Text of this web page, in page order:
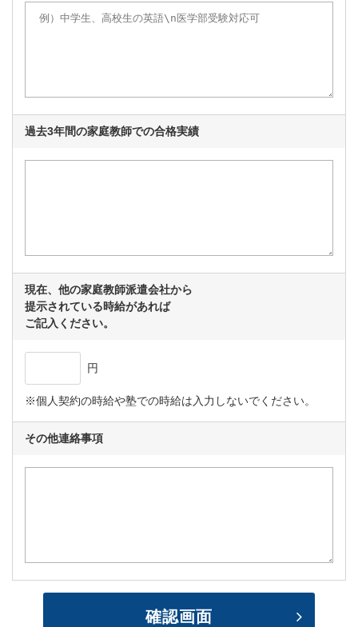
過去3年間の家庭教師での合格実績
現在、他の家庭教師派遣会社から
提示されている時給があれば
ご記入ください。
円
※個人契約の時給や塾での時給は入力しないでください。
その他連絡事項
確認画面
内容確認